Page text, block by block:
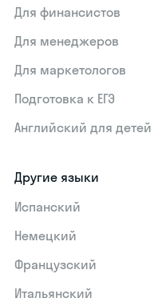
Для финансистов
Для менеджеров
Для маркетологов
Подготовка к ЕГЭ
Английский для детей
Другие языки
Испанский
Немецкий
Французский
Итальянский